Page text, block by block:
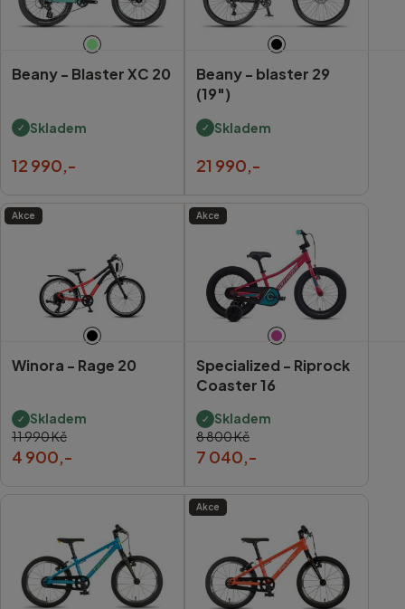
Beany - Blaster XC 20
Skladem
12 990,-
Beany - blaster 29
(19")
Skladem
21 990,-
Akce
Winora - Rage 20
Skladem
11 990 Kč
4 900,-
Akce
Specialized - Riprock
Coaster 16
Skladem
8 800 Kč
7 040,-
Akce